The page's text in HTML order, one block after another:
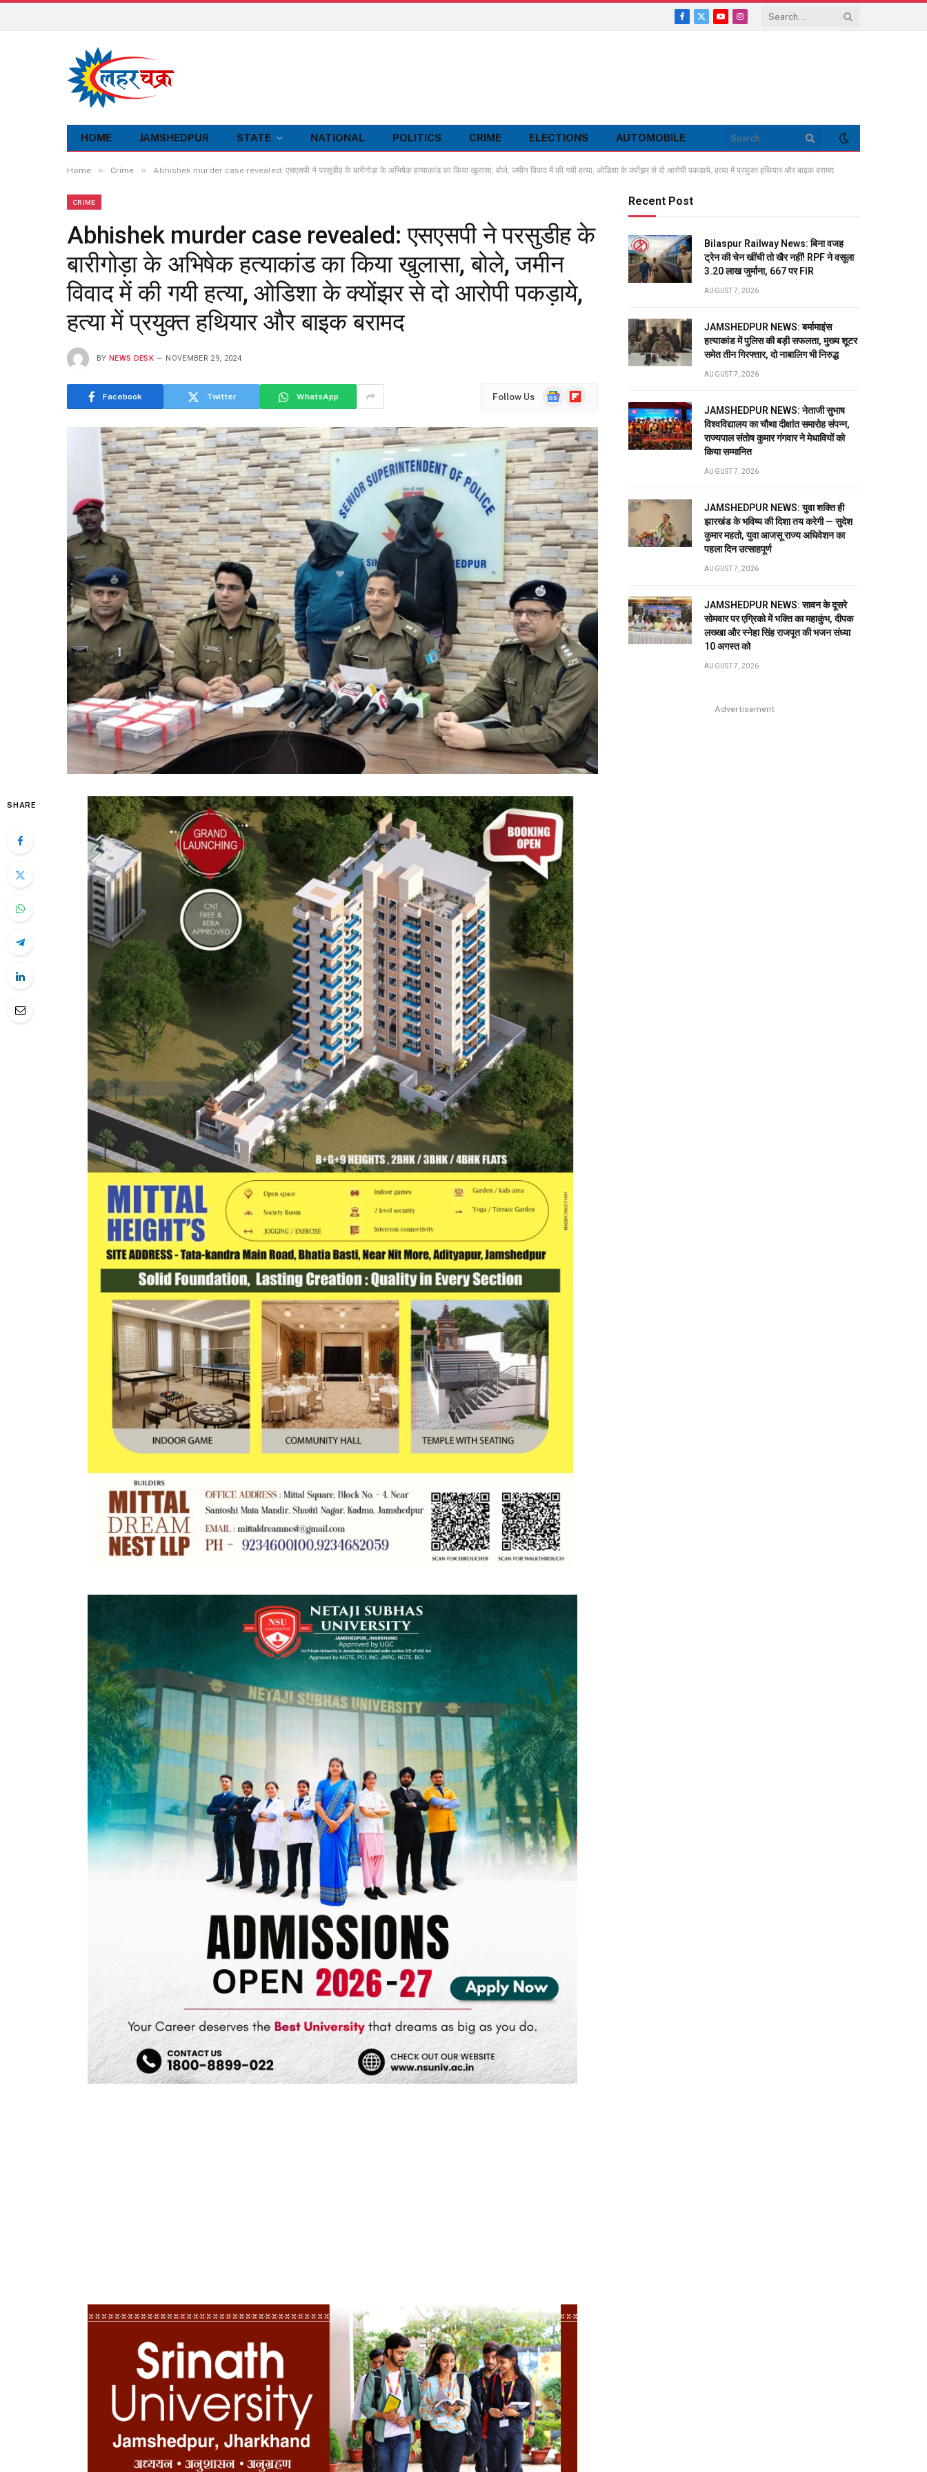
Facebook
X
YouTubeInstagram
HOME JAMSHEDPUR STATE NATIONAL POLITICS CRIME ELECTIONS AUTOMOBILE
Home » Crime » Abhishek murder case revealed: एसएसपी ने परसुडीह के बारीगोड़ा के अभिषेक हत्याकांड का किया खुलासा, बोले, जमीन विवाद में की गयी हत्या, ओडिशा के क्योंझर से दो आरोपी पकड़ाये, हत्या में प्रयुक्त हथियार और बाइक बरामद
CRIME
Abhishek murder case revealed: एसएसपी ने परसुडीह के
बारीगोड़ा के अभिषेक हत्याकांड का किया खुलासा, बोले, जमीन
विवाद में की गयी हत्या, ओडिशा के क्योंझर से दो आरोपी पकड़ाये,
हत्या में प्रयुक्त हथियार और बाइक बरामद
BY NEWS DESK NOVEMBER 29, 2024
Facebook Twitter WhatsApp Follow Us
GoogleFlipboard
SHARE
Recent Post
Bilaspur Railway News: बिना वजह
ट्रेन की चेन खींची तो खैर नहीं! RPF ने वसूला
3.20 लाख जुर्माना, 667 पर FIR
AUGUST 7, 2026
JAMSHEDPUR NEWS: बर्मामाइंस
हत्याकांड में पुलिस की बड़ी सफलता, मुख्य शूटर
समेत तीन गिरफ्तार, दो नाबालिग भी निरुद्ध
AUGUST 7, 2026
JAMSHEDPUR NEWS: नेताजी सुभाष
विश्वविद्यालय का चौथा दीक्षांत समारोह संपन्न,
राज्यपाल संतोष कुमार गंगवार ने मेधावियों को
किया सम्मानित
AUGUST 7, 2026
JAMSHEDPUR NEWS: युवा शक्ति ही
झारखंड के भविष्य की दिशा तय करेगी — सुदेश
कुमार महतो, युवा आजसू राज्य अधिवेशन का
पहला दिन उत्साहपूर्ण
AUGUST 7, 2026
JAMSHEDPUR NEWS: सावन के दूसरे
सोमवार पर एग्रिको में भक्ति का महाकुंभ, दीपक
लख्खा और स्नेहा सिंह राजपूत की भजन संध्या
10 अगस्त को
AUGUST 7, 2026
Advertisement